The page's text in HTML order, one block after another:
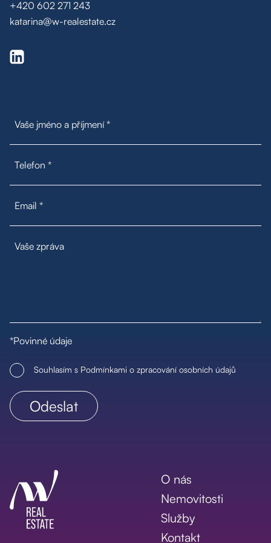
+420 602 271 243
katarina@w-realestate.cz
*Povinné údaje
Souhlasím s Podmínkami o zpracování osobních údajů
O nás
Nemovitosti
Služby
Kontakt